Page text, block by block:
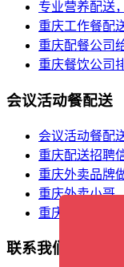
专业营养配送
重庆工作餐配
重庆配餐公司
重庆餐饮公司
会议活动餐配送
会议活动餐配
重庆配送招聘
重庆外卖品牌
重庆外卖小哥
重庆餐饮食材
联系我们